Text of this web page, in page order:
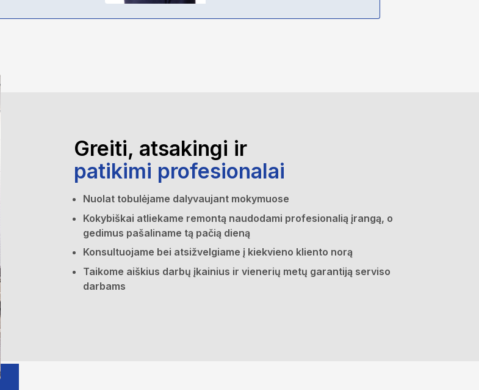
Greiti, atsakingi ir
patikimi profesionalai
Nuolat tobulėjame dalyvaujant mokymuose
Kokybiškai atliekame remontą naudodami profesionalią įrangą, o
gedimus pašaliname tą pačią dieną
Konsultuojame bei atsižvelgiame į kiekvieno kliento norą
Taikome aiškius darbų įkainius ir vienerių metų garantiją serviso
darbams